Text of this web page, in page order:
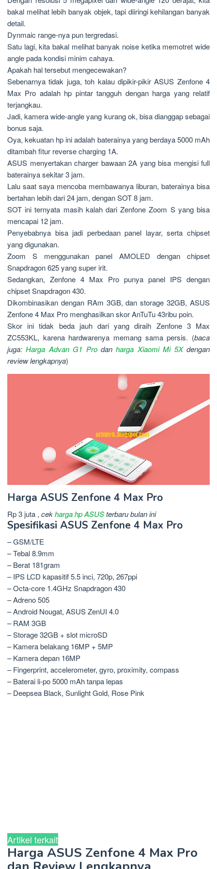
bakal melihat lebih banyak objek, tapi diiringi kehilangan banyak
detail.
Dynmaic range-nya pun tergredasi.
Satu lagi, kita bakal melihat banyak noise ketika memotret wide
angle pada kondisi minim cahaya.
Apakah hal tersebut mengecewakan?
Sebenarnya tidak juga, toh kalau dipikir-pikir ASUS Zenfone 4
Max Pro adalah hp pintar tangguh dengan harga yang relatif
terjangkau.
Jadi, kamera wide-angle yang kurang ok, bisa dianggap sebagai
bonus saja.
Oya, kekuatan hp ini adalah baterainya yang berdaya 5000 mAh
ditambah fitur reverse charging 1A.
ASUS menyertakan charger bawaan 2A yang bisa mengisi full
baterainya sekitar 3 jam.
Lalu saat saya mencoba membawanya liburan, baterainya bisa
bertahan lebih dari 24 jam, dengan SOT 8 jam.
SOT ini ternyata masih kalah dari Zenfone Zoom S yang bisa
mencapai 12 jam.
Penyebabnya bisa jadi perbedaan panel layar, serta chipset
yang digunakan.
Zoom S menggunakan panel AMOLED dengan chipset
Snapdragon 625 yang super irit.
Sedangkan, Zenfone 4 Max Pro punya panel IPS dengan
chipset Snapdragon 430.
Dikombinasikan dengan RAm 3GB, dan storage 32GB, ASUS
Zenfone 4 Max Pro menghasilkan skor AnTuTu 43ribu poin.
Skor ini tidak beda jauh dari yang diraih Zenfone 3 Max
ZC553KL, karena hardwarenya memang sama persis. (baca
juga:Harga Advan G1 Pro danharga Xiaomi Mi 5X dengan
review lengkapnya)
Harga ASUS Zenfone 4 Max Pro
Rp 3 juta , cekharga hp ASUSterbaru bulan ini
Spesifikasi ASUS Zenfone 4 Max Pro
– GSM/LTE
– Tebal 8.9mm
– Berat 181gram
– IPS LCD kapasitif 5.5 inci, 720p, 267ppi
– Octa-core 1.4GHz Snapdragon 430
– Adreno 505
– Android Nougat, ASUS ZenUI 4.0
– RAM 3GB
– Storage 32GB + slot microSD
– Kamera belakang 16MP + 5MP
– Kamera depan 16MP
– Fingerprint, accelerometer, gyro, proximity, compass
– Baterai li-po 5000 mAh tanpa lepas
– Deepsea Black, Sunlight Gold, Rose Pink
Artikel terkait
Harga ASUS Zenfone 4 Max Pro